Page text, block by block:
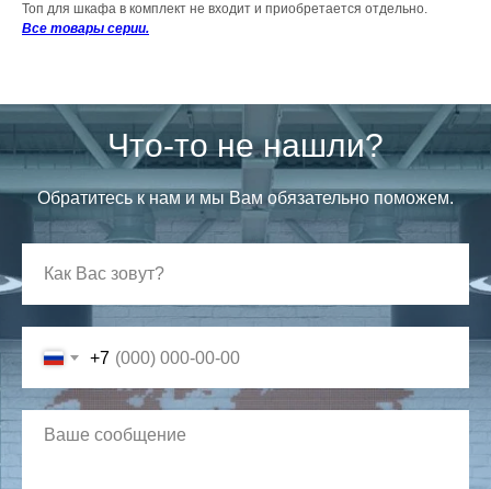
Топ для шкафа в комплект не входит и приобретается отдельно.
Все товары серии.
Что-то не нашли?
Обратитесь к нам и мы Вам обязательно поможем.
+7